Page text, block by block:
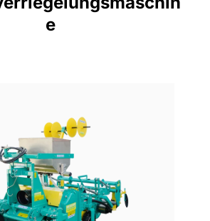
e
Pferdestärken-Bereich